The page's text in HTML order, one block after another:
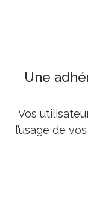
Une
Vos
l’usage de